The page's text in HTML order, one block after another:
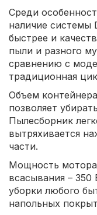
Среди
наличие системы
быстрее и
пыли и разного
сравнению с
традиционная
Объем
позволяет
Пылесборник
вытряхивается
части.
Мощность мотора
всасывания – 350
уборки любого
напольных